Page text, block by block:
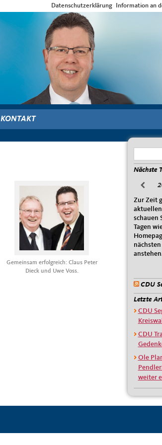
Datenschutzerklärung Information an
KONTAKT
Gemeinsam erfolgreich: Claus Peter
Dieck und Uwe Voss.
Nächste
Zur Zeit
schauen
Tagen
CDU
Letzte
CDU
CDU
Ole
weiter